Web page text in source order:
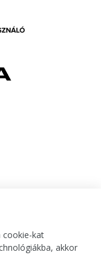
cookie-kat
akkor